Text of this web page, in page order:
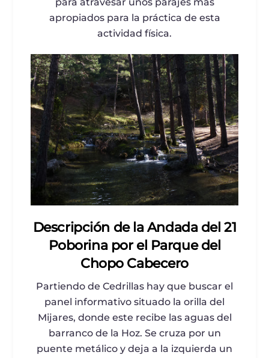
apropiados para la práctica de esta
actividad física.
Descripción de la Andada del 21
Poborina por el Parque del
Chopo Cabecero
Partiendo de Cedrillas hay que buscar el
panel informativo situado la orilla del
Mijares, donde este recibe las aguas del
barranco de la Hoz. Se cruza por un
puente metálico y deja a la izquierda un